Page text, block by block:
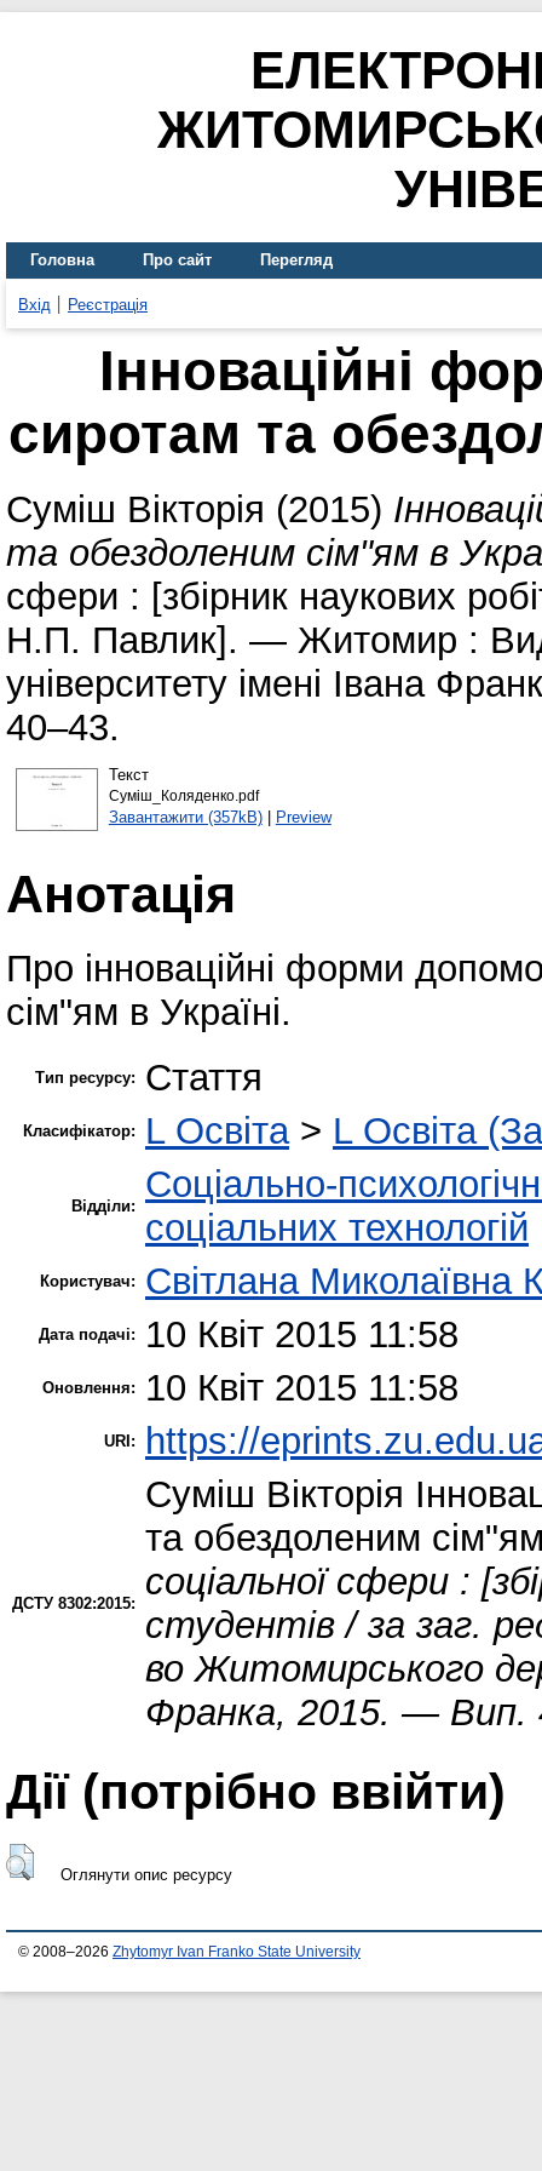
Головна Про сайт Перегляд
Вхід Реєстрація
Інноваційні
сиротам та
Суміш Вікторія (2015)
та обездоленим сім"ям в
сфери : [збірник наукових
Н.П. Павлик]. — Житомир :
університету імені Івана
40–43.
Текст
Суміш_Коляденко.pdf
Завантажити (357kB)| Preview
Анотація
Про інноваційні форми
сім"ям в Україні.
Тип ресурсу: Стаття
Класифікатор: L Освіта> L Освіта
Відділи:
Соціально-
соціальних технологій
Користувач: Світлана Миколаївна
Дата подачі: 10 Квіт 2015 11:58
Оновлення: 10 Квіт 2015 11:58
URI: https://
ДСТУ 8302:2015:
Суміш Вікторія
та обездоленим
соціальної сфери :
студентів / за заг.
во Житомирського
Франка, 2015. — Вип.
Дії ​​(потрібно ввійти)
Оглянути опис ресурсу
© 2008–2026 Zhytomyr Ivan Franko State University